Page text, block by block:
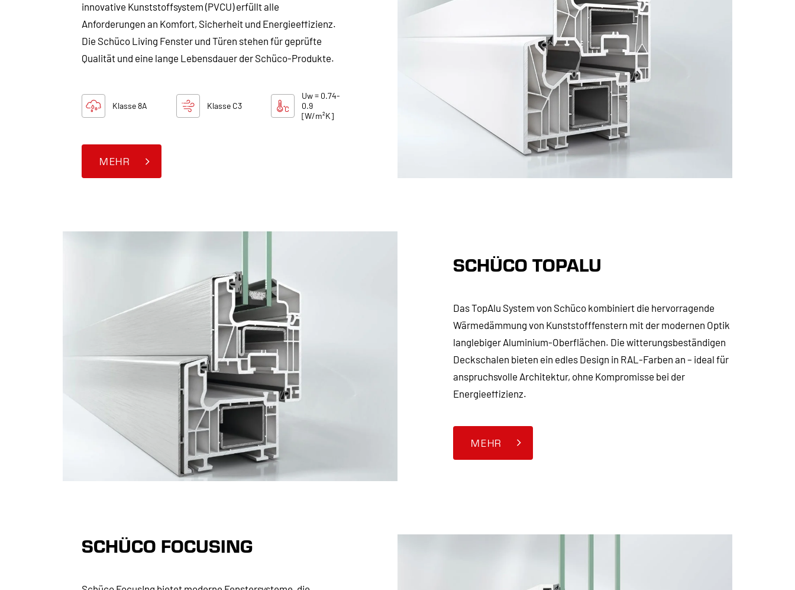
innovative Kunststoffsystem (PVCU) erfüllt alle
Anforderungen an Komfort, Sicherheit und Energieeffizienz.
Die Schüco Living Fenster und Türen stehen für geprüfte
Qualität und eine lange Lebensdauer der Schüco-Produkte.
Klasse 8A Klasse C3
Uw = 0.74-
0.9
[W/m²K]
MEHR
SCHÜCO TOPALU
Das TopAlu System von Schüco kombiniert die hervorragende
Wärmedämmung von Kunststofffenstern mit der modernen Optik
langlebiger Aluminium-Oberflächen. Die witterungsbeständigen
Deckschalen bieten ein edles Design in RAL-Farben an – ideal für
anspruchsvolle Architektur, ohne Kompromisse bei der
Energieeffizienz.
MEHR
SCHÜCO FOCUSING